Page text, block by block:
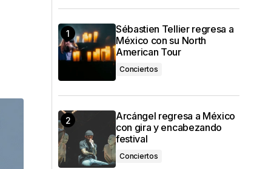
Sébastien Tellier regresa a
México con su North
American Tour
Conciertos
Arcángel regresa a México
con gira y encabezando
festival
Conciertos